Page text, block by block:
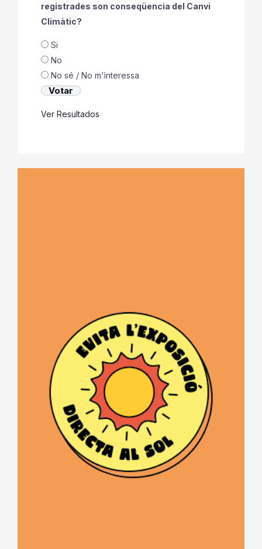
registrades son conseqüencia del Canvi
Climàtic?
Si
No
No sé / No m'ìnteressa
Ver Resultados